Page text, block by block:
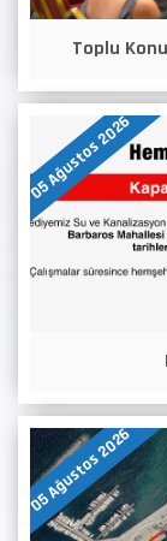
Toplu
05 Ağustos 2026
05 Ağustos 2026